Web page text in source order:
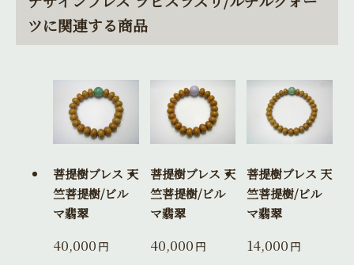
ツに関連する商品
菩提樹ブレス 天
竺菩提樹/ビル
マ翡翠
40,000 円
菩提樹ブレス 天
竺菩提樹/ビル
マ翡翠
40,000 円
菩提樹ブレス 天
竺菩提樹/ビル
マ翡翠
14,000 円